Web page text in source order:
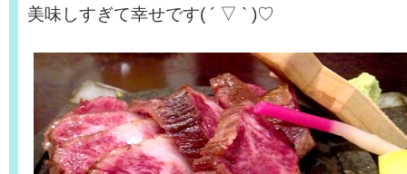
美味しすぎて幸せです( ´ ▽ ` )♡